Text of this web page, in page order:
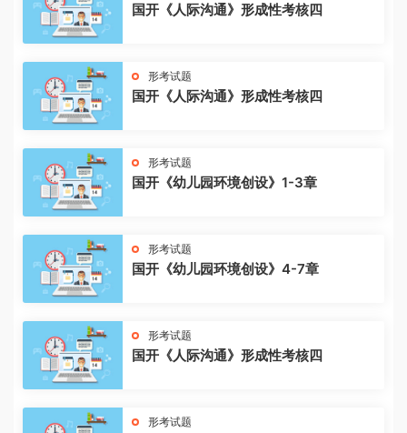
国开《人际沟通》形成性考核四
形考试题
国开《人际沟通》形成性考核四
形考试题
国开《幼儿园环境创设》1-3章
形考试题
国开《幼儿园环境创设》4-7章
形考试题
国开《人际沟通》形成性考核四
形考试题